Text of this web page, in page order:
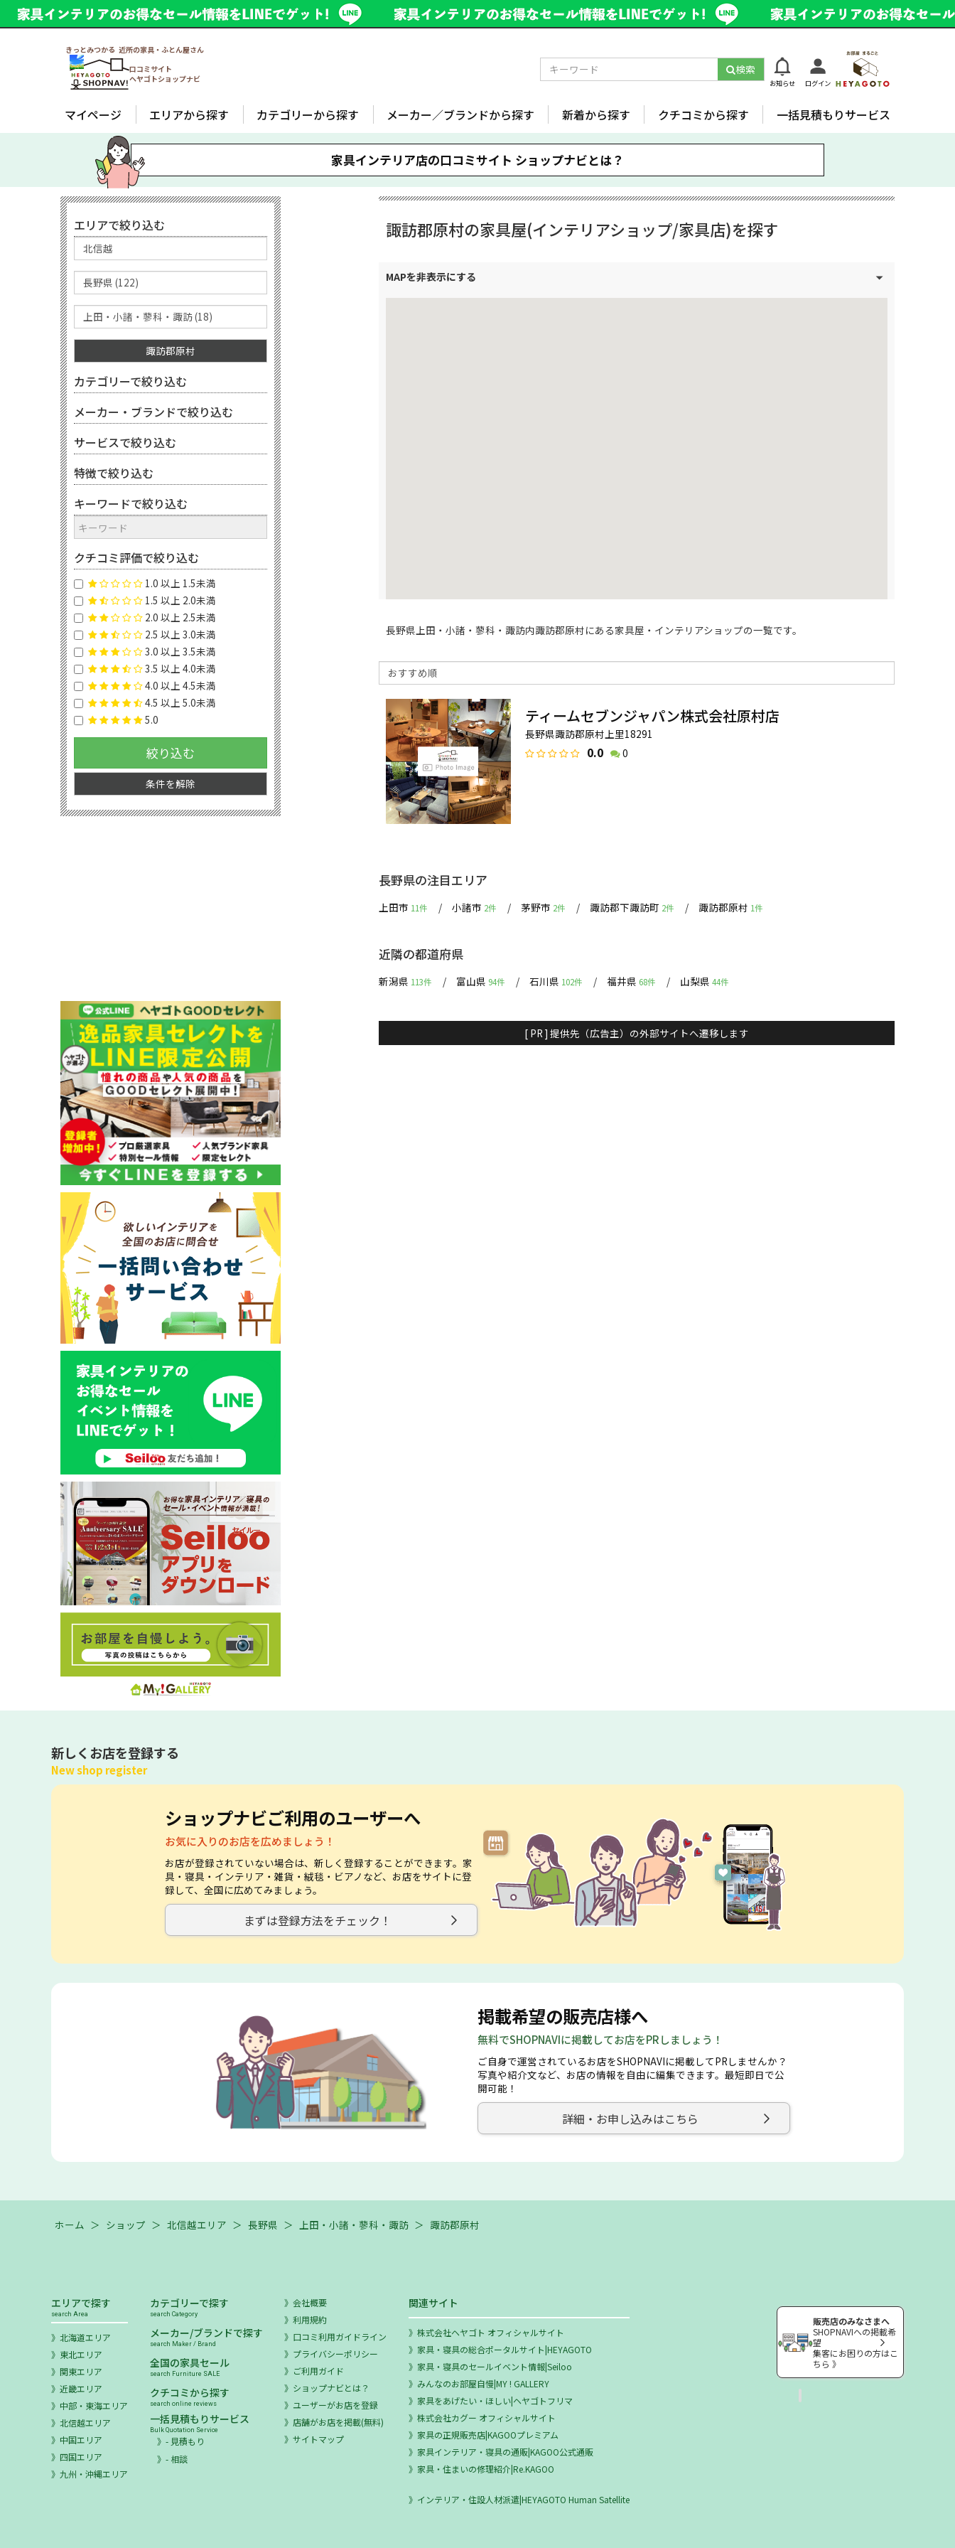
きっとみつかる 近所の家具・ふとん屋さん
口コミサイト
ヘヤゴトショップナビ
検索
お知らせ ログイン
マイページ エリアから探す カテゴリーから探す メーカー／ブランドから探す 新着から探す クチコミから探す 一括見積もりサービス
家具インテリア店の口コミサイト ショップナビとは？
諏訪郡原村の家具屋(インテリアショップ/家具店)を探す
長野県上田・小諸・蓼科・諏訪内諏訪郡原村にある家具屋・インテリアショップの一覧です。
ティームセブンジャパン株式会社原村店
長野県諏訪郡原村上里18291
0.0 0
長野県の注目エリア
上田市 11件 小諸市 2件 茅野市 2件 諏訪郡下諏訪町 2件 諏訪郡原村 1件
近隣の都道府県
新潟県 113件 富山県 94件 石川県 102件 福井県 68件 山梨県 44件
[ PR ] 提供先（広告主）の外部サイトへ遷移します
エリアで絞り込む
諏訪郡原村
カテゴリーで絞り込む
メーカー・ブランドで絞り込む
サービスで絞り込む
特徴で絞り込む
キーワードで絞り込む
クチコミ評価で絞り込む
1.0 以上 1.5未満
1.5 以上 2.0未満
2.0 以上 2.5未満
2.5 以上 3.0未満
3.0 以上 3.5未満
3.5 以上 4.0未満
4.0 以上 4.5未満
4.5 以上 5.0未満
5.0
絞り込む
条件を解除
新しくお店を登録する
New shop register
ショップナビご利用のユーザーへ
お気に入りのお店を広めましょう！
お店が登録されていない場合は、新しく登録することができます。家
具・寝具・インテリア・雑貨・絨毯・ビアノなど、お店をサイトに登
録して、全国に広めてみましょう。
まずは登録方法をチェック！
掲載希望の販売店様へ
無料でSHOPNAVIに掲載してお店をPRしましょう！
ご自身で運営されているお店をSHOPNAVIに掲載してPRしませんか？
写真や紹介文など、お店の情報を自由に編集できます。最短即日で公
開可能！
詳細・お申し込みはこちら
ホーム ＞ ショップ ＞ 北信越エリア ＞ 長野県 ＞ 上田・小諸・蓼科・諏訪 ＞ 諏訪郡原村
エリアで探す
search Area
北海道エリア
東北エリア
関東エリア
近畿エリア
中部・東海エリア
北信越エリア
中国エリア
四国エリア
九州・沖縄エリア
カテゴリーで探す
search Category
メーカー/ブランドで探す
search Maker / Brand
全国の家具セール
search Furniture SALE
クチコミから探す
search online reviews
一括見積もりサービス
Bulk Quotation Service
- 見積もり
- 相談
会社概要
利用規約
口コミ利用ガイドライン
プライバシーポリシー
ご利用ガイド
ショップナビとは？
ユーザーがお店を登録
店舗がお店を掲載(無料)
サイトマップ
関連サイト
株式会社ヘヤゴト オフィシャルサイト
家具・寝具の総合ポータルサイト|HEYAGOTO
家具・寝具のセールイベント情報|Seiloo
みんなのお部屋自慢|MY ! GALLERY
家具をあげたい・ほしい|ヘヤゴトフリマ
株式会社カグー オフィシャルサイト
家具の正規販売店|KAGOOプレミアム
家具インテリア・寝具の通販|KAGOO公式通販
家具・住まいの修理紹介|Re.KAGOO
インテリア・住設人材派遣|HEYAGOTO Human Satellite
販売店のみなさまへ
SHOPNAVIへの掲載希
望
集客にお困りの方はこ
ちら 》